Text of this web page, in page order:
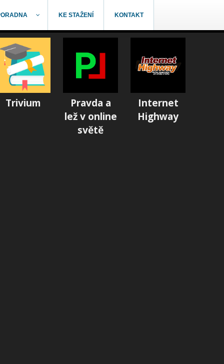
KE STAŽENÍ KONTAKT
Trivium
Pravda a
lež v online
světě
Internet
Highway